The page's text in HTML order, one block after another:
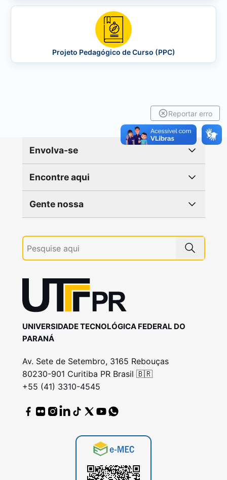
Projeto Pedagógico de Curso (PPC)
Reportar erro
Envolva-se
Encontre aqui
Gente nossa
UNIVERSIDADE TECNOLÓGICA FEDERAL DO
PARANÁ
Av. Sete de Setembro, 3165 Rebouças
80230-901 Curitiba PR Brasil 🇧🇷
+55 (41) 3310-4545